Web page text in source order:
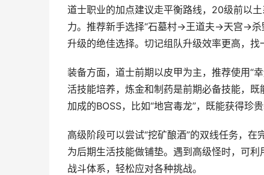
道士职业的加点建议走平衡路线，20级前以
力。推荐新手选择“石墓村→王道夫→天宫→杀
升级的绝佳选择。切记组队升级效率更高，
装备方面，道士前期以皮甲为主，推荐使用“
活技能培养，炼金和制药是前期必备技能，
加成的BOSS，比如“地宫毒龙”，既能获得珍
高级阶段可以尝试“挖矿酿酒”的双线任务，
为后期生活技能做铺垫。遇到高级怪时，可利
战斗体系，轻松应对各种挑战。